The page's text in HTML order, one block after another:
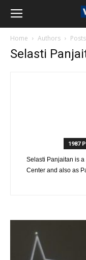
Home Authors
Selasti
1987
Selasti Panjaitan is
Center and also as